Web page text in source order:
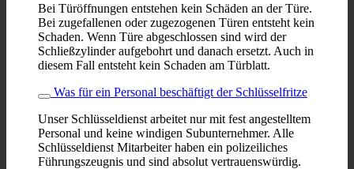
Bei Türöffnungen entstehen kein Schäden an der Türe.
Bei zugefallenen oder zugezogenen Türen entsteht kein
Schaden. Wenn Türe abgeschlossen sind wird der
Schließzylinder aufgebohrt und danach ersetzt. Auch in
diesem Fall entsteht kein Schaden am Türblatt.
Was für ein Personal beschäftigt der Schlüsselfritze
Unser Schlüsseldienst arbeitet nur mit fest angestelltem
Personal und keine windigen Subunternehmer. Alle
Schlüsseldienst Mitarbeiter haben ein polizeiliches
Führungszeugnis und sind absolut vertrauenswürdig.